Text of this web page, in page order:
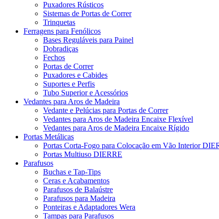
Puxadores Rústicos
Sistemas de Portas de Correr
Trinquetas
Ferragens para Fenólicos
Bases Reguláveis para Painel
Dobradiças
Fechos
Portas de Correr
Puxadores e Cabides
Suportes e Perfis
Tubo Superior e Acessórios
Vedantes para Aros de Madeira
Vedante e Pelúcias para Portas de Correr
Vedantes para Aros de Madeira Encaixe Flexível
Vedantes para Aros de Madeira Encaixe Rígido
Portas Metálicas
Portas Corta-Fogo para Colocação em Vão Interior
Portas Multiuso DIERRE
Parafusos
Buchas e Tap-Tips
Ceras e Acabamentos
Parafusos de Balaústre
Parafusos para Madeira
Ponteiras e Adaptadores Wera
Tampas para Parafusos